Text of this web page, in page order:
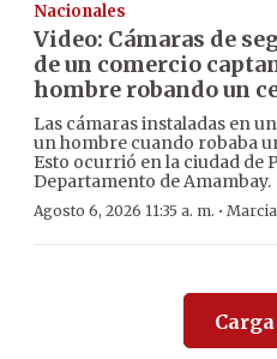
Nacionales
Video: Cámaras de
de un comercio
hombre robando un
Las cámaras instaladas en
un hombre cuando robaba
Esto ocurrió en la ciudad de
Departamento de Amambay.
Agosto 6, 2026 11:35 a. m. ·